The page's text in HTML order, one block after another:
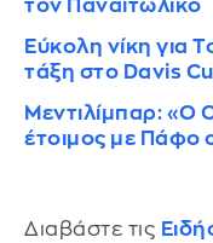
τον Παναιτωλικό
Εύκολη νίκη για
τάξη στο Davis
Μεντιλίμπαρ: «Ο
έτοιμος με Πάφο
Διαβάστε τις